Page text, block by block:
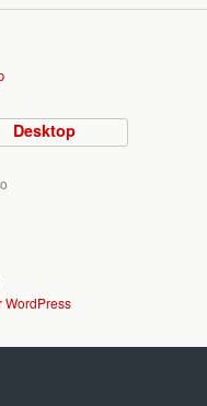
Desktop
WordPress